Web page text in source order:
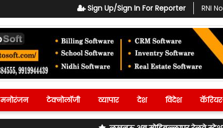
Sign Up/Sign In For Reporter RNI
मनोरंजन टेक्नोलॉजी व्यापार देश विदेश